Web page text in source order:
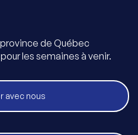
de Québec
les semaines à venir.
avec nous